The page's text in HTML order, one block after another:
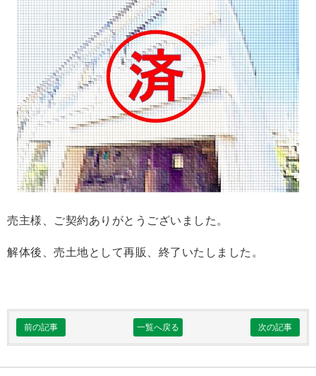
売主様、ご契約ありがとうございました。
解体後、 売土地として再販、終了いたしました。
前の記事 一覧へ戻る 次の記事